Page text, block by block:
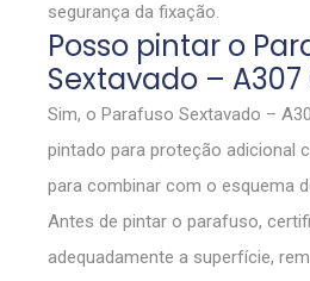
segurança da fixação.
Posso pintar o
Sextavado – A307
Sim, o Parafuso Sextavado –
pintado para proteção adicional
para combinar com o esquema
Antes de pintar o parafuso,
adequadamente a superfície,